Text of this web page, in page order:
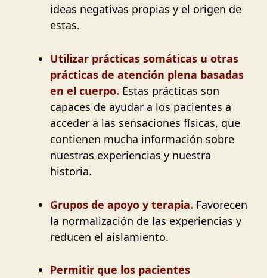
ideas negativas propias y el origen de
estas.
Utilizar prácticas somáticas u otras
prácticas de atención plena basadas
en el cuerpo. Estas prácticas son
capaces de ayudar a los pacientes a
acceder a las sensaciones físicas, que
contienen mucha información sobre
nuestras experiencias y nuestra
historia.
Grupos de apoyo y terapia. Favorecen
la normalización de las experiencias y
reducen el aislamiento.
Permitir que los pacientes